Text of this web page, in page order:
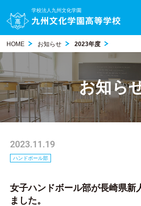
学校法人九州文化学園
HOME お知らせ 2023年度
お知ら
2023.11.19
ハンドボール部
女子ハンドボール部が長崎県新
ました。